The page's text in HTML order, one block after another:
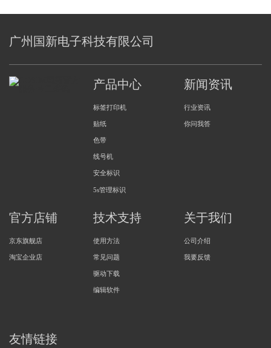
广州国新电子科技有限公司
产品中心
标签打印机
贴纸
色带
线号机
安全标识
5s管理标识
新闻资讯
行业资讯
你问我答
官方店铺
京东旗舰店
淘宝企业店
技术支持
使用方法
常见问题
驱动下载
编辑软件
关于我们
公司介绍
我要反馈
友情链接